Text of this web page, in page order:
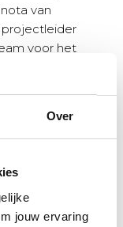
Over
jouw ervaring
van
voor het